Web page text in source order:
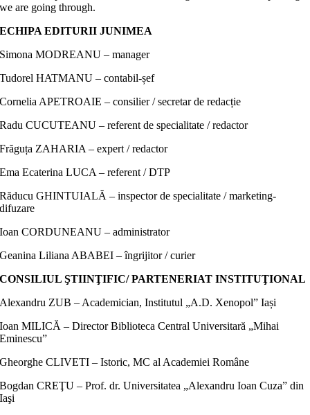
we are going through.
ECHIPA EDITURII JUNIMEA
Simona MODREANU – manager
Tudorel HATMANU – contabil-șef
Cornelia APETROAIE – consilier / secretar de redacție
Radu CUCUTEANU – referent de specialitate / redactor
Frăguța ZAHARIA – expert / redactor
Ema Ecaterina LUCA – referent / DTP
Răducu GHINTUIALĂ – inspector de specialitate / marketing-
difuzare
Ioan CORDUNEANU – administrator
Geanina Liliana ABABEI – îngrijitor / curier
CONSILIUL ŞTIINŢIFIC/ PARTENERIAT INSTITUŢIONAL
Alexandru ZUB – Academician, Institutul „A.D. Xenopol” Iași
Ioan MILICĂ – Director Biblioteca Central Universitară „Mihai
Eminescu”
Gheorghe CLIVETI – Istoric, MC al Academiei Române
Bogdan CREŢU – Prof. dr. Universitatea „Alexandru Ioan Cuza” din
Iaşi